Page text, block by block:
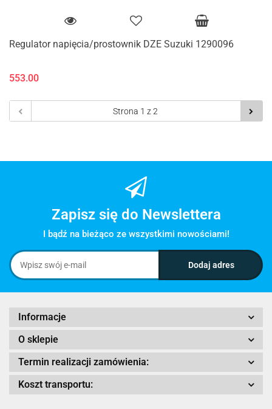
Regulator napięcia/prostownik DZE Suzuki 1290096
553.00
Zapisz się do Newslettera
I bądź na bieżąco ze wszystkimi nowościami!
Informacje
O sklepie
Termin realizacji zamówienia:
Koszt transportu: